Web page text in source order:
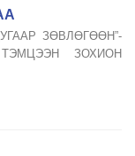
ЗӨВЛӨГӨӨН”-
ЗОХИОН